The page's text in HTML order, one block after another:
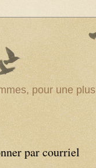
pour une plus
par courriel